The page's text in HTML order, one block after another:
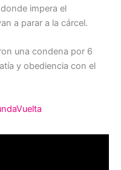
impera el
a parar a la cárcel.
una condena por 6
y obediencia con el